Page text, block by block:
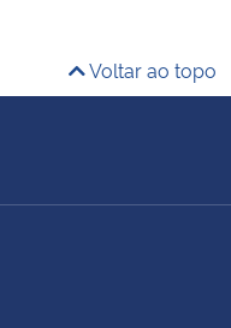
Voltar ao topo